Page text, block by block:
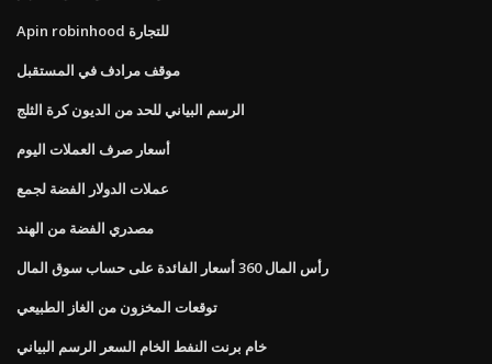
Apin robinhood للتجارة
موقف مرادف في المستقبل
الرسم البياني للحد من الديون كرة الثلج
أسعار صرف العملات اليوم
عملات الدولار الفضة لجمع
مصدري الفضة من الهند
رأس المال 360 أسعار الفائدة على حساب سوق المال
توقعات المخزون من الغاز الطبيعي
خام برنت النفط الخام السعر الرسم البياني